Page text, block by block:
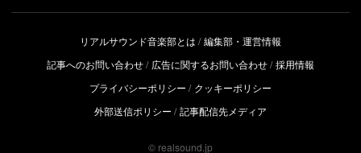
リアルサウンド音楽部とは
編集部・運営情報
記事へのお問い合わせ
広告に関するお問い合わせ 採用情報
プライバシーポリシー
クッキーポリシー
外部送信ポリシー
記事配信先メディア
© realsound.jp